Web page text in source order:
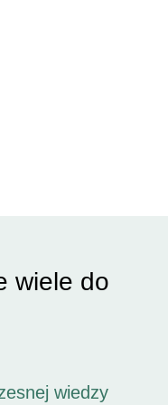
wiele do
wiedzy